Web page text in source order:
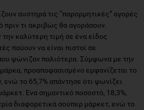
αυστηρά τις “παρορμητικές” αγορές
πριν τι ακριβώς θα αγοράσουν.
καλύτερη τιμή σε ένα είδος
παύουν να είναι πιστοί σε
ψώνιζαν παλιότερα. Σύμφωνα με την
προαποφασισμένο εμφανίζεται το
το 65,7% απάντησε ότι ψωνίζει
Ενα σημαντικό ποσοστό, 18,3%,
διαφορετικά σούπερ μάρκετ, ενώ το